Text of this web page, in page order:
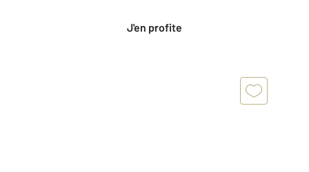
J'en profite